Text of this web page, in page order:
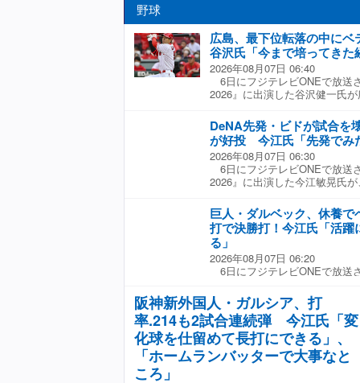
野球
広島、最下位転落の中に
谷沢氏「今まで培ってき
2026年08月07日 06:40
6日にフジテレビONEで放送
2026』に出演した谷沢健一氏
ルトに勝利したため、5月以来
プロ入り初めて4番で出場した
率も.286まで上げてきた。 谷
ラン、見事なホームランを打
は今まで培ってきた経験値が
潜っていたものを引き出そう
ジテレビONE『プロ野球ニュ
DeNA先発・ビドが試合を
が好投 今江氏「先発でみ
2026年08月07日 06:30
6日にフジテレビONEで放送
2026』に出演した今江敏晃氏
クアウトされると、3回から登
投げ、4被安打、2奪三振、1
番組MCの野村弘樹氏が「先発
て、2番手で投げた若松がしっ
だけいいピッチングをすると
きたのですが」と話を振ると
として、こういう場面で出て
か。相手打線を抑えるのは、
ね」と評価した。 ☆協力：フ
ース2026』
巨人・ダルベック、休養
打で決勝打！今江氏「活躍
る」
2026年08月07日 06:20
6日にフジテレビONEで放送
ベックについて言及した。
休養でベンチスタートとなっ
面に代打で登場し、益田武尚
打。さらに9−7の9回一死走者
未からライトへ二塁打を放ち
示した。 谷沢氏は「ベンチで
阪神新外国人・ガルシア、打
率.214も2試合連続弾 今江氏「変
化球を仕留めて長打にできる」、
「ホームランバッターで大事なと
ころ」